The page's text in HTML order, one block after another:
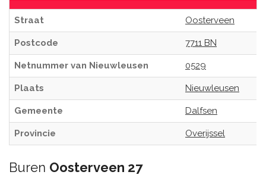
Straat Oosterveen
Postcode 7711 BN
Netnummer van Nieuwleusen 0529
Plaats Nieuwleusen
Gemeente Dalfsen
Provincie Overijssel
Buren Oosterveen 27